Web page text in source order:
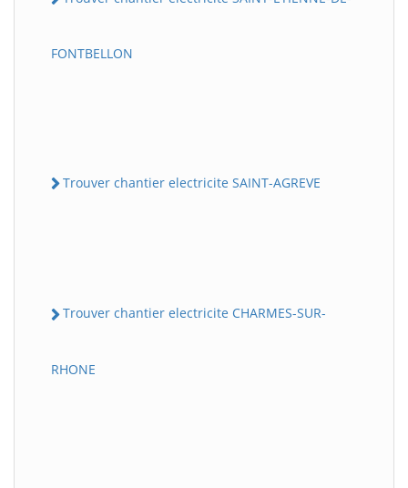
FONTBELLON
Trouver chantier electricite SAINT-AGREVE
Trouver chantier electricite CHARMES-SUR-
RHONE